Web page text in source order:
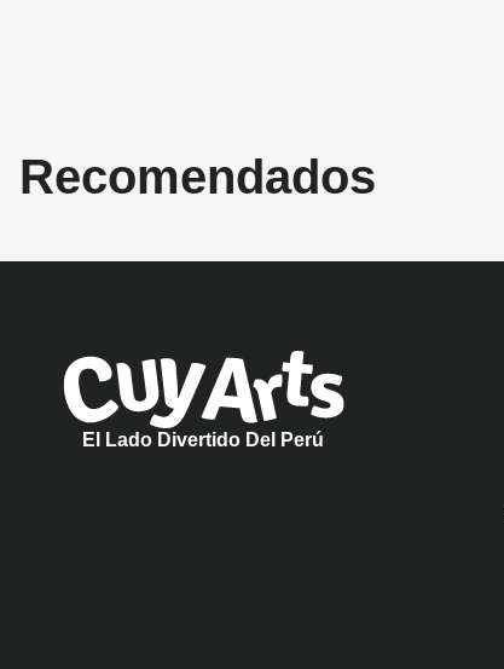
Recomendados
El Lado Divertido Del Perú